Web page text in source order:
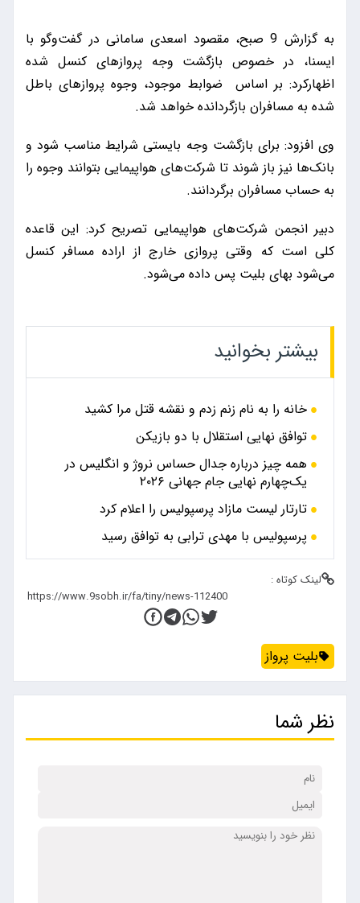
به گزارش 9 صبح، مقصود اسعدی سامانی در گفت‌وگو با
ایسنا، در خصوص بازگشت وجه پروازهای کنسل شده
اظهارکرد: بر اساس ضوابط موجود، وجوه پروازهای باطل
شده به مسافران بازگردانده خواهد شد.
وی افزود: برای بازگشت وجه بایستی شرایط مناسب شود و
بانک‌ها نیز باز شوند تا شرکت‌های هواپیمایی بتوانند وجوه را
به حساب مسافران برگردانند.
دبیر انجمن شرکت‌های هواپیمایی تصریح کرد: این قاعده
کلی است که وقتی پروازی خارج از اراده مسافر کنسل
می‌شود بهای بلیت پس داده می‌شود.
بیشتر بخوانید
خانه را به نام زنم زدم و نقشه قتل مرا کشید
توافق نهایی استقلال با دو بازیکن
همه چیز درباره جدال حساس نروژ و انگلیس در
یک‌چهارم نهایی جام جهانی ۲۰۲۶
تارتار لیست مازاد پرسپولیس را اعلام کرد
پرسپولیس با مهدی ترابی به توافق رسید
لینک کوتاه :
بلیت پرواز
نظر شما